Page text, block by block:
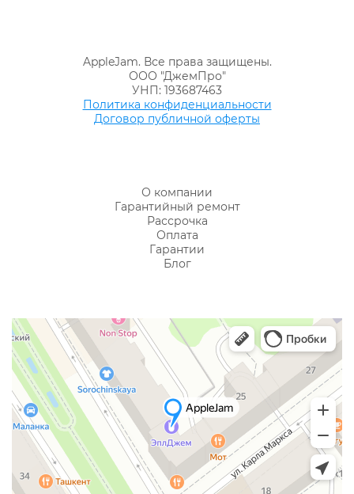
AppleJam. Все права защищены.
ООО "ДжемПро"
УНП: 193687463
Политика конфиденциальности
Договор публичной оферты
О компании
Гарантийный ремонт
Рассрочка
Оплата
Гарантии
Блог